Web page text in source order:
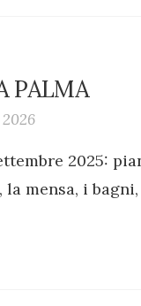
PALMA
2026
2025:
la mensa, i